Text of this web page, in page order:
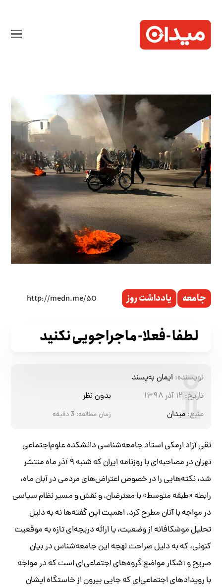
جامعه یادداشت روز
لطفا -فعلا- ماجراجویی نکنید
نویسنده: ایمان به‌پسند
تاریخ: ۱۲ آذر ۱۳۹۸
بدون نظر
منبع: میدان زمان مطالعه: 3دقیقه
تقی آزاد ارمکی استاد جامعه‌شناسی دانشکده علوم‌اجتماعی
تهران در مصاحبه‌ای با روزنامه ایران که شنبه ۹ آذر ماه منتشر
شد، نکته‌هایی را در خصوص اعتراض‌های مردمی در آبان ماه،
رابطه «طبقه متوسط» با معترضان، و نقش و مسیر نظام سیاسی
در مواجه با آنان مطرح کرد. اهمیت این گفته‌ها نه به دلیل
تحلیل موشکافانه از وضعیت، یا ارائه دریچه‌ای تازه به موقعیت
کنونی، که به دلیل صراحت لهجه این جامعه‌شناس در بیان
صریح و آشکار مواضع گروه‌های اجتماعی‌ای است که در مواجه
با رویدادهای اجتماعی‌ای که جایی بیرون از خاستگاه ایشان